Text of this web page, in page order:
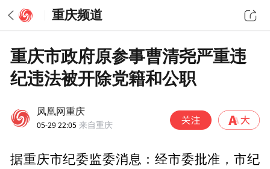
重庆频道
重庆市政府原参事曹清尧严重违
纪违法被开除党籍和公职
凤凰网重庆
05-29 22:05 来自重庆
据重庆市纪委监委消息：经市委批准，市纪